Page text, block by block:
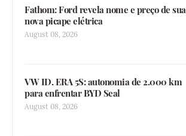
Fathom: Ford revela nome e preço de sua
nova picape elétrica
August 08, 2026
VW ID. ERA 5S: autonomia de 2.000 km
para enfrentar BYD Seal
August 08, 2026